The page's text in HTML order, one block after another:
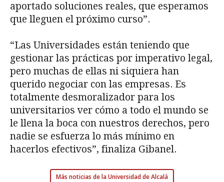
aportado soluciones reales, que esperamos
que lleguen el próximo curso”.
“Las Universidades están teniendo que
gestionar las prácticas por imperativo legal,
pero muchas de ellas ni siquiera han
querido negociar con las empresas. Es
totalmente desmoralizador para los
universitarios ver cómo a todo el mundo se
le llena la boca con nuestros derechos, pero
nadie se esfuerza lo más mínimo en
hacerlos efectivos”, finaliza Gibanel.
Más noticias de la Universidad de Alcalá